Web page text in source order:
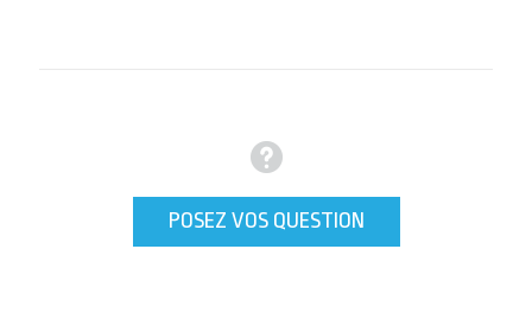
POSEZ VOS QUESTION